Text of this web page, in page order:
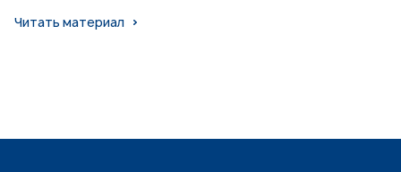
Читать материал